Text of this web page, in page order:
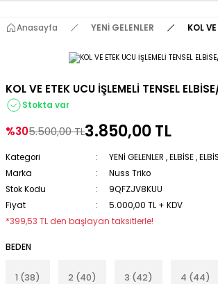
Anasayfa YENİ GELENLER KOL
KOL VE ETEK UCU İŞLEMELİ TENSEL
Stokta var
%305.500,00 TL3.850,00 TL
Kategori YENİ GELENLER ,ELBİSE ,
Marka
Nuss Triko
Stok Kodu
9QFZJV8KUU
Fiyat
5.000,00 TL + KDV
*399,53 TL den başlayan taksitlerle!
BEDEN
1 (38) 2 (40) 3 (42) 4 (44)